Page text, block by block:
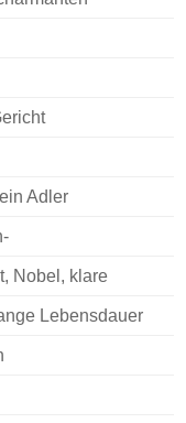
Adler
Nobel, klare
Lebensdauer